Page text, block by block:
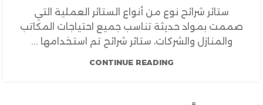
ستائر شرائح نوع من أنواع الستائر العملية التي
صممت بمواد حديثة تناسب جميع احتياجات المكاتب
والمنازل والشركات، ستائر شرائح تم استخدامها ...
CONTINUE READING